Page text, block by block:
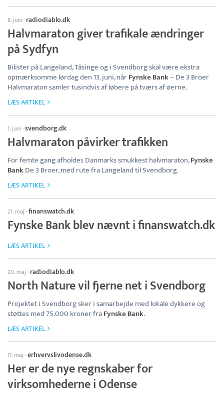
8. juni · radiodiablo.dk
Halvmaraton giver trafikale ændringer
på Sydfyn
Bilister på Langeland, Tåsinge og i Svendborg skal være ekstra
opmærksomme lørdag den 13. juni, nårFynske Bank– De 3 Broer
Halvmaraton samler tusindvis af løbere på tværs af øerne.
LÆS ARTIKEL
1. juni ·svendborg.dk
Halvmaraton påvirker trafikken
For femte gang afholdes Danmarks smukkest halvmaraton,Fynske
BankDe 3 Broer, med rute fra Langeland til Svendborg.
LÆS ARTIKEL
21. maj ·finanswatch.dk
Fynske Bank blev nævnt i finanswatch.dk
LÆS ARTIKEL
20. maj · radiodiablo.dk
North Nature vil fjerne net i Svendborg
Projektet i Svendborg sker i samarbejde med lokale dykkere og
støttes med 75.000 kroner fraFynske Bank.
LÆS ARTIKEL
11. maj ·erhvervslivodense.dk
Her er de nye regnskaber for
virksomhederne i Odense